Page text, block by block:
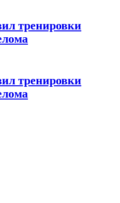
тренировки
тренировки